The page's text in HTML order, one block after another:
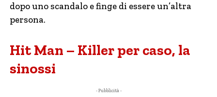
dopo uno scandalo e finge di essere un’altra
persona.
Hit Man – Killer per caso, la
sinossi
- Pubblicità -